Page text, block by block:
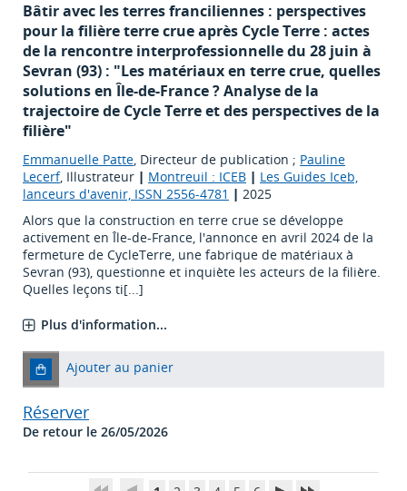
Bâtir avec les terres franciliennes : perspectives
pour la filière terre crue après Cycle Terre : actes
de la rencontre interprofessionnelle du 28 juin à
Sevran (93) : "Les matériaux en terre crue, quelles
solutions en Île-de-France ? Analyse de la
trajectoire de Cycle Terre et des perspectives de la
filière"
Emmanuelle Patte, Directeur de publication ; Pauline
Lecerf, Illustrateur | Montreuil : ICEB | Les Guides Iceb,
lanceurs d'avenir, ISSN 2556-4781 | 2025
Alors que la construction en terre crue se développe
activement en Île-de-France, l'annonce en avril 2024 de la
fermeture de CycleTerre, une fabrique de matériaux à
Sevran (93), questionne et inquiète les acteurs de la filière.
Quelles leçons ti[...]
Plus d'information...
Ajouter au panier
Réserver
De retour le 26/05/2026